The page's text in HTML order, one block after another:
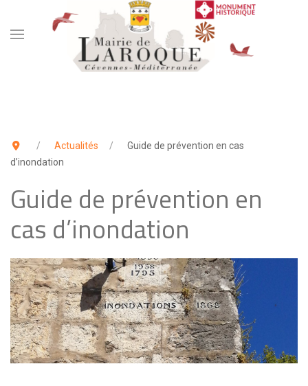
Actualités
Guide de prévention en cas
d’inondation
Guide de prévention en
cas d’inondation